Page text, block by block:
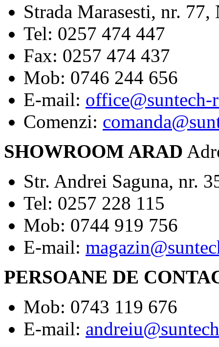
Strada Marasesti, nr.
Tel: 0257 474 447
Fax: 0257 474 437
Mob: 0746 244 656
E-mail: office@suntech-
Comenzi:
SHOWROOM ARAD
Str. Andrei Saguna, nr.
Tel: 0257 228 115
Mob: 0744 919 756
E-mail:
PERSOANE DE
Mob: 0743 119 676
E-mail: